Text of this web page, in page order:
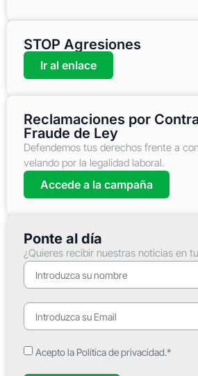
STOP Agresiones
Ir al enlace
Reclamaciones por
Fraude de Ley
Defendemos tus derechos frente a
velando por la legalidad laboral.
Accede a la campaña
Ponte al día
¿Quieres recibir nuestras noticias en
Acepto la Política de privacidad.*